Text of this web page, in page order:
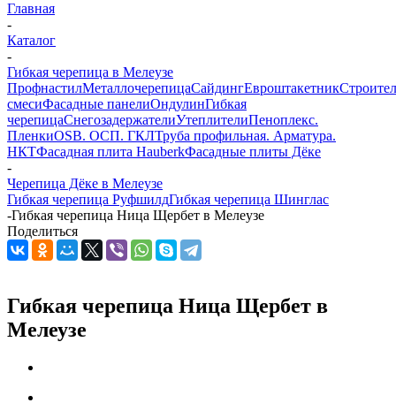
Главная
-
Каталог
-
Гибкая черепица в Мелеузе
ПрофнастилМеталлочерепицаСайдингЕвроштакетник
смесиФасадные панелиОндулинГибкая
черепицаСнегозадержателиУтеплителиПеноплекс.
ПленкиOSB. ОСП. ГКЛТруба профильная. Арматура.
НКТФасадная плита HauberkФасадные плиты Дёке
-
Черепица Дёке в Мелеузе
Гибкая черепица РуфшилдГибкая черепица Шинглас
-Гибкая черепица Ница Щербет в Мелеузе
Поделиться
Гибкая черепица Ница Щербет в
Мелеузе